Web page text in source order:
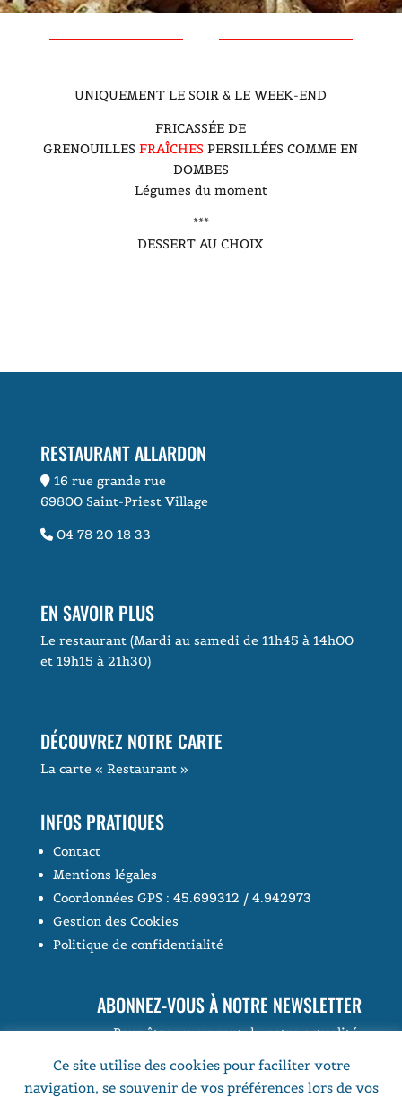
UNIQUEMENT LE SOIR & LE WEEK-END
FRICASSÉE DE
GRENOUILLESFRAÎCHES PERSILLÉES COMME EN
DOMBES
Légumes du moment
***
DESSERT AU CHOIX
RESTAURANT ALLARDON
16 rue grande rue
69800 Saint-Priest Village
04 78 20 18 33
EN SAVOIR PLUS
Le restaurant (Mardi au samedi de 11h45 à 14h00
et 19h15 à 21h30)
DÉCOUVREZ NOTRE CARTE
La carte « Restaurant »
INFOS PRATIQUES
Contact
Mentions légales
Coordonnées GPS : 45.699312 / 4.942973
Gestion des Cookies
Politique de confidentialité
ABONNEZ-VOUS À NOTRE NEWSLETTER
Pour être au courant de notre actualité.
Ce site utilise des cookies pour faciliter votre
navigation, se souvenir de vos préférences lors de vos